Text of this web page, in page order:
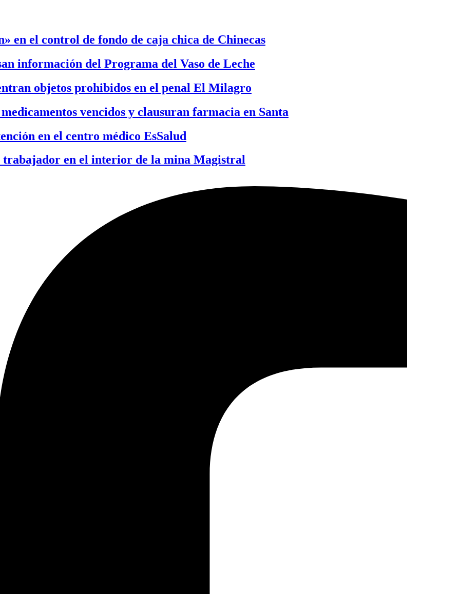
en el control de fondo de caja chica de Chinecas
información del Programa del Vaso de Leche
objetos prohibidos en el penal El Milagro
vencidos y clausuran farmacia en Santa
en el centro médico EsSalud
trabajador en el interior de la mina Magistral